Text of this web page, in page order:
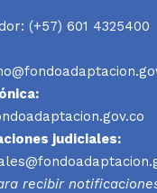
(+57) 601 4325400
judiciales:
recibir